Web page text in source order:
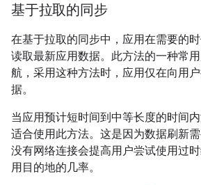
基于拉取的同步
在基于拉取的同步中，应用在需要的
读取最新应用数据。此方法的一种常
航，采用这种方法时，应用仅在向用
据。
当应用预计短时间到中等长度的时间
适合使用此方法。这是因为数据刷新
没有网络连接会提高用户尝试使用过
用目的地的几率。